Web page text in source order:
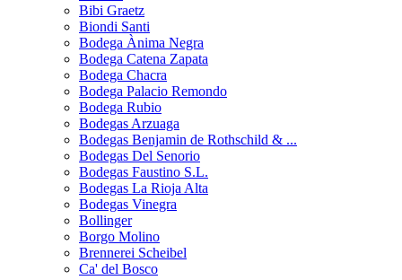
Bibi Graetz
Biondi Santi
Bodega Ànima Negra
Bodega Catena Zapata
Bodega Chacra
Bodega Palacio Remondo
Bodega Rubio
Bodegas Arzuaga
Bodegas Benjamin de Rothschild & ...
Bodegas Del Senorio
Bodegas Faustino S.L.
Bodegas La Rioja Alta
Bodegas Vinegra
Bollinger
Borgo Molino
Brennerei Scheibel
Ca' del Bosco